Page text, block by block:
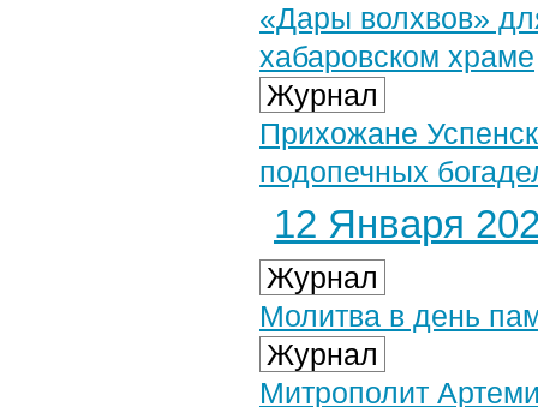
«Дары волхвов»
хабаровском храме
Журнал
Прихожане
подопечных
12 Января
Журнал
Молитва в день
Журнал
Митрополит